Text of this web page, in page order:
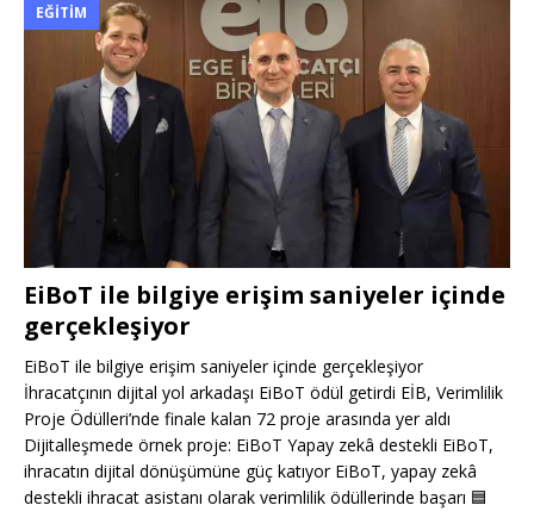
EĞITIM
EiBoT ile bilgiye erişim saniyeler içinde
gerçekleşiyor
EiBoT ile bilgiye erişim saniyeler içinde gerçekleşiyor
İhracatçının dijital yol arkadaşı EiBoT ödül getirdi EİB, Verimlilik
Proje Ödülleri’nde finale kalan 72 proje arasında yer aldı
Dijitalleşmede örnek proje: EiBoT Yapay zekâ destekli EiBoT,
ihracatın dijital dönüşümüne güç katıyor EiBoT, yapay zekâ
destekli ihracat asistanı olarak verimlilik ödüllerinde başarı 🟦